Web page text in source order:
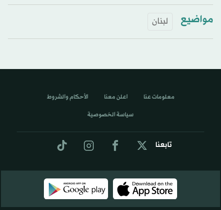
مواضيع لبنان
تابعنا
معلومات عنا اعلن معنا الأحكام والشروط
سياسة الخصوصية